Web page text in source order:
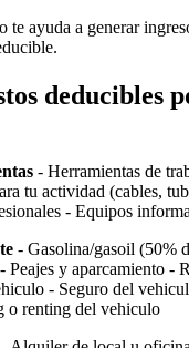
te ayuda a generar
deducibles
- Herramientas de
tu actividad (cables,
- Equipos
- Gasolina/gasoil (50%
y aparcamiento -
- Seguro del
o renting del vehiculo